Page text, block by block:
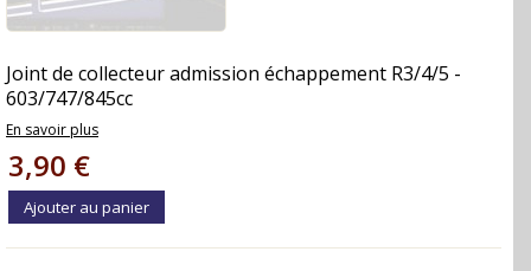
Joint de collecteur admission échappement R3/4/5 -
603/747/845cc
En savoir plus
3,90 €
Ajouter au panier